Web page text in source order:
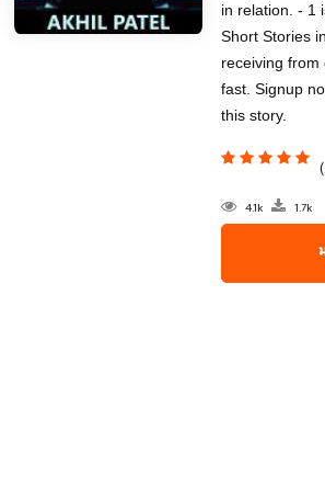
in relation. - 1
Short Stories
receiving from
fast. Signup
this story.
4.1k 1.7k